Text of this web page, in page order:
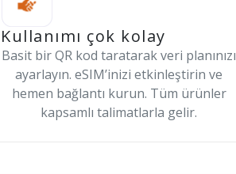
Kullanımı çok kolay
Basit bir QR kod taratarak veri planınızı
ayarlayın. eSIM’inizi etkinleştirin ve
hemen bağlantı kurun. Tüm ürünler
kapsamlı talimatlarla gelir.